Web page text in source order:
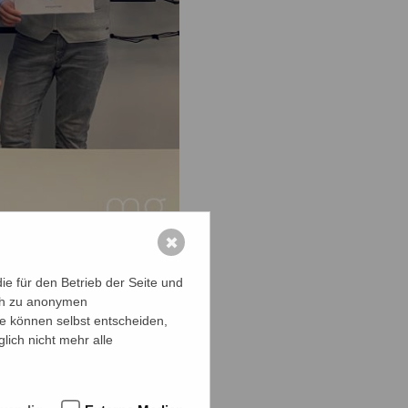
im
für den Betrieb der Seite und
zu anonymen
können selbst entscheiden,
nicht mehr alle
✖